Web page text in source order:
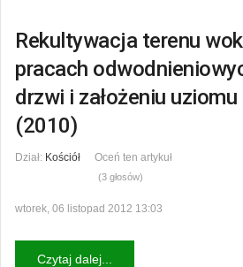
Rekultywacja terenu
pracach
drzwi i założeniu
(2010)
Dział: Kościół Oceń ten artykuł
(3 głosów)
wtorek, 06 listopad 2012 13:03
Czytaj dalej...